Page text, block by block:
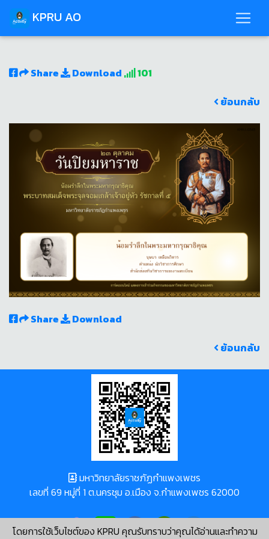
KPRU AO
Share Download
101
ย้อนกลับ
Share
Download
ย้อนกลับ
โดยการใช้เว็บไซต์ของ KPRU คุณรับทราบว่าคุณได้อ่านและทำความ
มหาวิทยาลัยราชภัฏกำแพงเพชร
เลขที่ 69 หมู่ที่ 1 ต.นครชุม อ.เมือง จ.กำแพงเพชร 62000